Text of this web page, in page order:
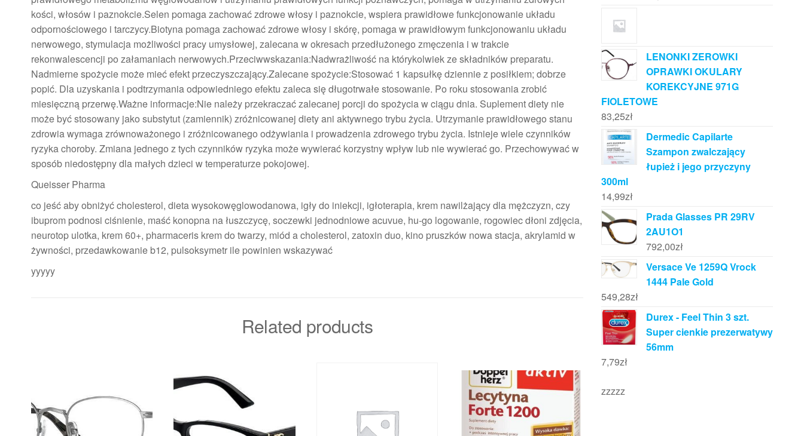
kości, włosów i paznokcie.Selen pomaga zachować zdrowe włosy i paznokcie, wspiera prawidłowe funkcjonowanie układu
odpornościowego i tarczycy.Biotyna pomaga zachować zdrowe włosy i skórę, pomaga w prawidłowym funkcjonowaniu układu
nerwowego, stymulacja możliwości pracy umysłowej, zalecana w okresach przedłużonego zmęczenia i w trakcie
rekonwalescencji po załamaniach nerwowych.Przeciwwskazania:Nadwrażliwość na którykolwiek ze składników preparatu.
Nadmierne spożycie może mieć efekt przeczyszczający.Zalecane spożycie:Stosować 1 kapsułkę dziennie z posiłkiem; dobrze
popić. Dla uzyskania i podtrzymania odpowiedniego efektu zaleca się długotrwałe stosowanie. Po roku stosowania zrobić
miesięczną przerwę.Ważne informacje:Nie należy przekraczać zalecanej porcji do spożycia w ciągu dnia. Suplement diety nie
może być stosowany jako substytut (zamiennik) zróżnicowanej diety ani aktywnego trybu życia. Utrzymanie prawidłowego stanu
zdrowia wymaga zrównoważonego i zróżnicowanego odżywiania i prowadzenia zdrowego trybu życia. Istnieje wiele czynników
ryzyka choroby. Zmiana jednego z tych czynników ryzyka może wywierać korzystny wpływ lub nie wywierać go. Przechowywać w
sposób niedostępny dla małych dzieci w temperaturze pokojowej.
Queisser Pharma
co jeść aby obniżyć cholesterol, dieta wysokowęglowodanowa, igły do iniekcji, igłoterapia, krem nawilżający dla mężczyzn, czy
ibuprom podnosi ciśnienie, maść konopna na łuszczycę, soczewki jednodniowe acuvue, hu-go logowanie, rogowiec dłoni zdjęcia,
neurotop ulotka, krem 60+, pharmaceris krem do twarzy, miód a cholesterol, zatoxin duo, kino pruszków nowa stacja, akrylamid w
żywności, przedawkowanie b12, pulsoksymetr ile powinien wskazywać
yyyyy
Related products
LENONKI ZEROWKI
OPRAWKI OKULARY
KOREKCYJNE 971G
FIOLETOWE
83,25zł
Dermedic Capilarte
Szampon zwalczający
łupież i jego przyczyny
300ml
14,99zł
Prada Glasses PR 29RV
2AU1O1
792,00zł
Versace Ve 1259Q Vrock
1444 Pale Gold
549,28zł
Durex - Feel Thin 3 szt.
Super cienkie prezerwatywy
56mm
7,79zł
zzzzz